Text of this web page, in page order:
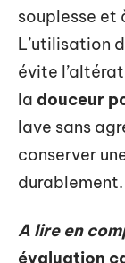
souplesse et
L’utilisation
évite
la douceur
lave sans
conserver
durablement.
A lire en
évaluation